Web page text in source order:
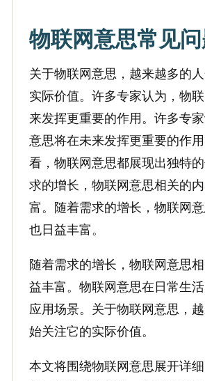
物联网意思常见
关于物联网意思，越来越多的
实际价值。许多专家认为，物
来发挥更重要的作用。许多专
意思将在未来发挥更重要的作
看，物联网意思都展现出独特
求的增长，物联网意思相关的
富。随着需求的增长，物联网
也日益丰富。
随着需求的增长，物联网意思
益丰富。物联网意思在日常生
应用场景。关于物联网意思，
始关注它的实际价值。
本文将围绕物联网意思展开详